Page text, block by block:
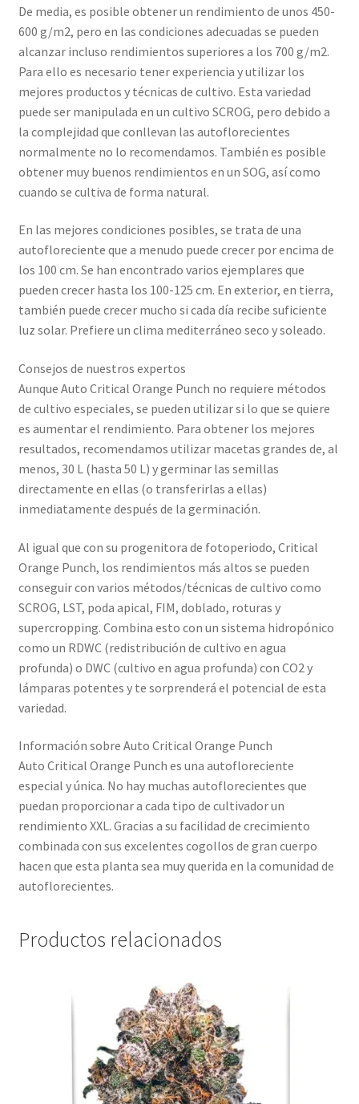
De media, es posible obtener un rendimiento de unos 450-
600 g/m2, pero en las condiciones adecuadas se pueden
alcanzar incluso rendimientos superiores a los 700 g/m2.
Para ello es necesario tener experiencia y utilizar los
mejores productos y técnicas de cultivo. Esta variedad
puede ser manipulada en un cultivo SCROG, pero debido a
la complejidad que conllevan las autoflorecientes
normalmente no lo recomendamos. También es posible
obtener muy buenos rendimientos en un SOG, así como
cuando se cultiva de forma natural.
En las mejores condiciones posibles, se trata de una
autofloreciente que a menudo puede crecer por encima de
los 100 cm. Se han encontrado varios ejemplares que
pueden crecer hasta los 100-125 cm. En exterior, en tierra,
también puede crecer mucho si cada día recibe suficiente
luz solar. Prefiere un clima mediterráneo seco y soleado.
Consejos de nuestros expertos
Aunque Auto Critical Orange Punch no requiere métodos
de cultivo especiales, se pueden utilizar si lo que se quiere
es aumentar el rendimiento. Para obtener los mejores
resultados, recomendamos utilizar macetas grandes de, al
menos, 30 L (hasta 50 L) y germinar las semillas
directamente en ellas (o transferirlas a ellas)
inmediatamente después de la germinación.
Al igual que con su progenitora de fotoperiodo, Critical
Orange Punch, los rendimientos más altos se pueden
conseguir con varios métodos/técnicas de cultivo como
SCROG, LST, poda apical, FIM, doblado, roturas y
supercropping. Combina esto con un sistema hidropónico
como un RDWC (redistribución de cultivo en agua
profunda) o DWC (cultivo en agua profunda) con CO2 y
lámparas potentes y te sorprenderá el potencial de esta
variedad.
Información sobre Auto Critical Orange Punch
Auto Critical Orange Punch es una autofloreciente
especial y única. No hay muchas autoflorecientes que
puedan proporcionar a cada tipo de cultivador un
rendimiento XXL. Gracias a su facilidad de crecimiento
combinada con sus excelentes cogollos de gran cuerpo
hacen que esta planta sea muy querida en la comunidad de
autoflorecientes.
Productos relacionados